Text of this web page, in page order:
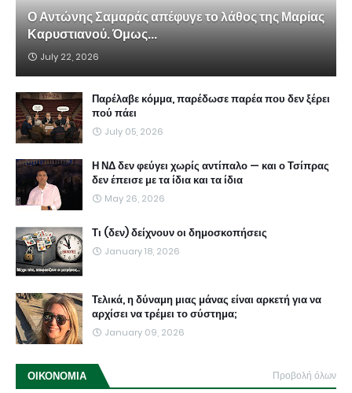
Ο Αντώνης Σαμαράς απέφυγε το λάθος της Μαρίας
Καρυστιανού. Όμως...
July 22, 2026
Παρέλαβε κόμμα, παρέδωσε παρέα που δεν ξέρει
πού πάει
July 05, 2026
Η ΝΔ δεν φεύγει χωρίς αντίπαλο — και ο Τσίπρας
δεν έπεισε με τα ίδια και τα ίδια
May 26, 2026
Τι (δεν) δείχνουν οι δημοσκοπήσεις
January 18, 2026
Τελικά, η δύναμη μιας μάνας είναι αρκετή για να
αρχίσει να τρέμει το σύστημα;
January 09, 2026
ΟΙΚΟΝΟΜΙΑ Προβολή όλων